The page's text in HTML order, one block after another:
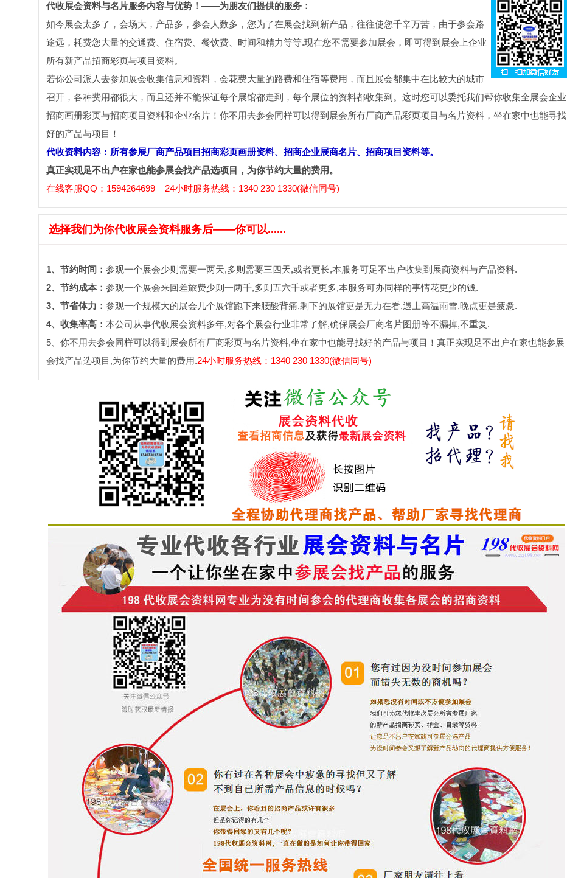
代收展会资料与名片服务内容与优势！——为朋友们提供的服务：
如今展会太多了，会场大，产品多，参会人数多，您为了在展会找到新产品，往往使您千辛万苦，由于参会路
途远，耗费您大量的交通费、住宿费、餐饮费、时间和精力等等.现在您不需要参加展会，即可得到展会上企业
所有新产品招商彩页与项目资料。
若你公司派人去参加展会收集信息和资料，会花费大量的路费和住宿等费用，而且展会都集中在比较大的城市
召开，各种费用都很大，而且还并不能保证每个展馆都走到，每个展位的资料都收集到。这时您可以委托我们帮你收集全展会企业
招商画册彩页与招商项目资料和企业名片！你不用去参会同样可以得到展会所有厂商产品彩页项目与名片资料，坐在家中也能寻找
好的产品与项目！
代收资料内容：所有参展厂商产品项目招商彩页画册资料、招商企业展商名片、招商项目资料等。
真正实现足不出户在家也能参展会找产品选项目，为你节约大量的费用。
在线客服QQ：1594264699 24小时服务热线：1340 230 1330(微信同号)
选择我们为你代收展会资料服务后——你可以......
1、节约时间： 参观一个展会少则需要一两天,多则需要三四天,或者更长,本服务可足不出户收集到展商资料与产品资料.
2、节约成本： 参观一个展会来回差旅费少则一两千,多则五六千或者更多,本服务可办同样的事情花更少的钱.
3、节省体力： 参观一个规模大的展会几个展馆跑下来腰酸背痛,剩下的展馆更是无力在看,遇上高温雨雪,晚点更是疲惫.
4、收集率高： 本公司从事代收展会资料多年,对各个展会行业非常了解,确保展会厂商名片图册等不漏掉,不重复.
5、你不用去参会同样可以得到展会所有厂商彩页与名片资料,坐在家中也能寻找好的产品与项目！真正实现足不出户在家也能参展
会找产品选项目,为你节约大量的费用.24小时服务热线：1340 230 1330(微信同号)